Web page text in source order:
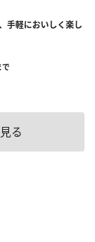
手軽においしく楽し
る